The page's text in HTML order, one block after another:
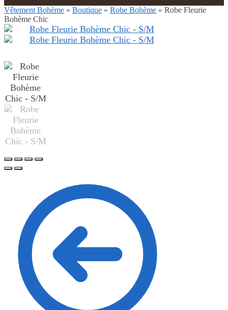
Vêtement Bohème » Boutique » Robe Bohème » Robe Fleurie
Bohème Chic